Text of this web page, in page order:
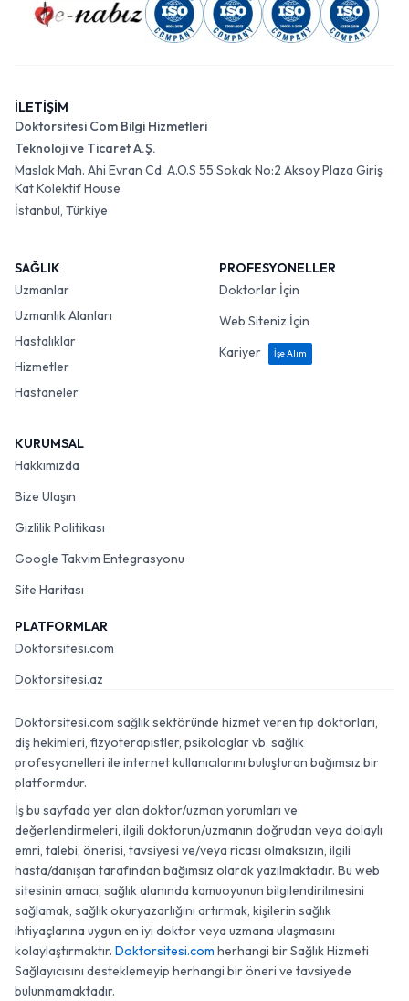
İLETİŞİM
Doktorsitesi Com Bilgi Hizmetleri
Teknoloji ve Ticaret A.Ş.
Maslak Mah. Ahi Evran Cd. A.O.S 55 Sokak No:2 Aksoy Plaza Giriş
Kat Kolektif House
İstanbul, Türkiye
SAĞLIK
Uzmanlar
Uzmanlık Alanları
Hastalıklar
Hizmetler
Hastaneler
PROFESYONELLER
Doktorlar İçin
Web Siteniz İçin
Kariyer
İşe Alım
KURUMSAL
Hakkımızda
Bize Ulaşın
Gizlilik Politikası
Google Takvim Entegrasyonu
Site Haritası
PLATFORMLAR
Doktorsitesi.com
Doktorsitesi.az
Doktorsitesi.com sağlık sektöründe hizmet veren tıp doktorları,
diş hekimleri, fizyoterapistler, psikologlar vb. sağlık
profesyonelleri ile internet kullanıcılarını buluşturan bağımsız bir
platformdur.
İş bu sayfada yer alan doktor/uzman yorumları ve
değerlendirmeleri, ilgili doktorun/uzmanın doğrudan veya dolaylı
emri, talebi, önerisi, tavsiyesi ve/veya ricası olmaksızın, ilgili
hasta/danışan tarafından bağımsız olarak yazılmaktadır. Bu web
sitesinin amacı, sağlık alanında kamuoyunun bilgilendirilmesini
sağlamak, sağlık okuryazarlığını artırmak, kişilerin sağlık
ihtiyaçlarına uygun en iyi doktor veya uzmana ulaşmasını
kolaylaştırmaktır. Doktorsitesi.com herhangi bir Sağlık Hizmeti
Sağlayıcısını desteklemeyip herhangi bir öneri ve tavsiyede
bulunmamaktadır.